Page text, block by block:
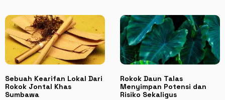
Sebuah Kearifan Lokal Dari
Rokok Jontal Khas
Sumbawa
Rokok Daun Talas
Menyimpan Potensi dan
Risiko Sekaligus